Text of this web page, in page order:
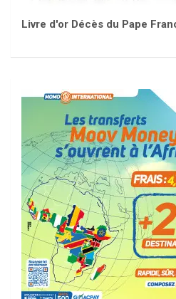
Livre d'or Décès du Pape